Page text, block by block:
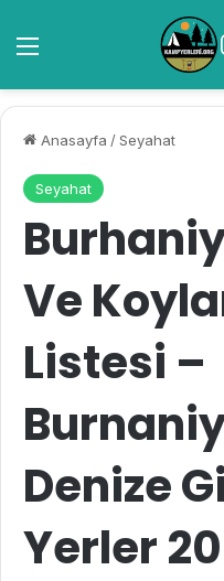
Anasayfa /Seyahat
Seyahat
Ve
Listesi –
Denize
Yerler